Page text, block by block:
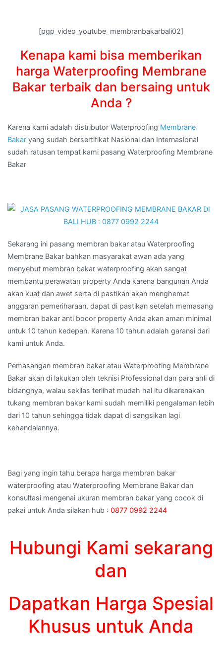
[pgp_video_youtube_membranbakarbali02]
Kenapa kami bisa memberikan
harga Waterproofing Membrane
Bakar terbaik dan bersaing untuk
Anda ?
Karena kami adalah distributor Waterproofing Membrane
Bakar yang sudah bersertifikat Nasional dan Internasional
sudah ratusan tempat kami pasang Waterproofing Membrane
Bakar
Sekarang ini pasang membran bakar atau Waterproofing
Membrane Bakar bahkan masyarakat awan ada yang
menyebut membran bakar waterproofing akan sangat
membantu perawatan property Anda karena bangunan Anda
akan kuat dan awet serta di pastikan akan menghemat
anggaran pemeriharaan, dapat di pastikan setelah memasang
membran bakar anti bocor property Anda akan aman minimal
untuk 10 tahun kedepan. Karena 10 tahun adalah garansi dari
kami untuk Anda.
Pemasangan membran bakar atau Waterproofing Membrane
Bakar akan di lakukan oleh teknisi Professional dan para ahli di
bidangnya, walau sekilas terlihat mudah hal itu dikarenakan
tukang membran bakar kami sudah memiliki pengalaman lebih
dari 10 tahun sehingga tidak dapat di sangsikan lagi
kehandalannya.
Bagi yang ingin tahu berapa harga membran bakar
waterproofing atau Waterproofing Membrane Bakar dan
konsultasi mengenai ukuran membran bakar yang cocok di
pakai untuk Anda silakan hub : 0877 0992 2244
Hubungi Kami sekarang
dan
Dapatkan Harga Spesial
Khusus untuk Anda